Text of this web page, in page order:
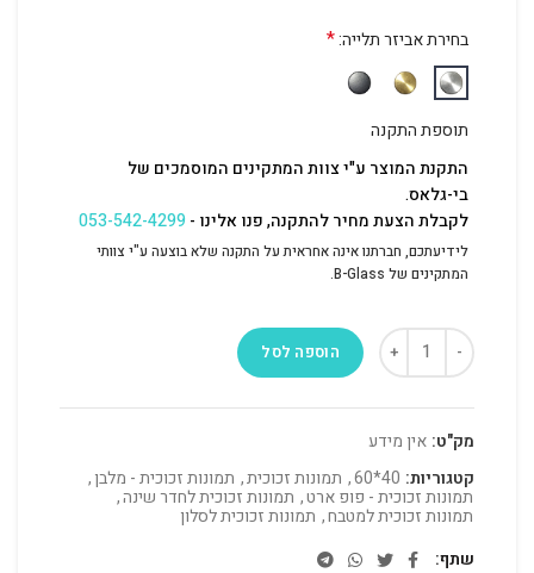
בחירת אביזר תלייה:*
תוספת התקנה
התקנת המוצר ע"י צוות המתקינים המוסמכים של
בי-גלאס.
לקבלת הצעת מחיר להתקנה, פנו אלינו -053-542-4299
לידיעתכם, חברתנו אינה אחראית על התקנה שלא בוצעה ע"י צוותי
המתקינים של B-Glass.
הוספה לסל
מק"ט: אין מידע
קטגוריות: 40*60
, תמונות זכוכית, תמונות זכוכית - מלבן,
תמונות זכוכית - פופ ארט, תמונות זכוכית לחדר שינה,
תמונות זכוכית למטבח, תמונות זכוכית לסלון
שתף